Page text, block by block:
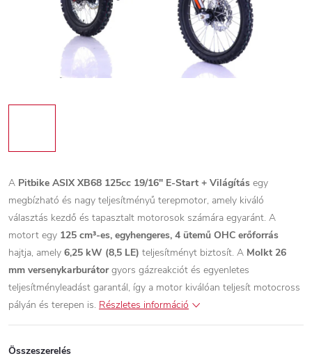
A Pitbike ASIX XB68 125cc 19/16" E-Start + Világítás egy
megbízható és nagy teljesítményű terepmotor, amely kiváló
választás kezdő és tapasztalt motorosok számára egyaránt. A
motort egy 125 cm³-es, egyhengeres, 4 ütemű OHC erőforrás
hajtja, amely 6,25 kW (8,5 LE) teljesítményt biztosít. A Molkt 26
mm versenykarburátorgyors gázreakciót és egyenletes
teljesítményleadást garantál, így a motor kiválóan teljesít motocross
pályán és terepen is. Részletes információ
Összeszerelés